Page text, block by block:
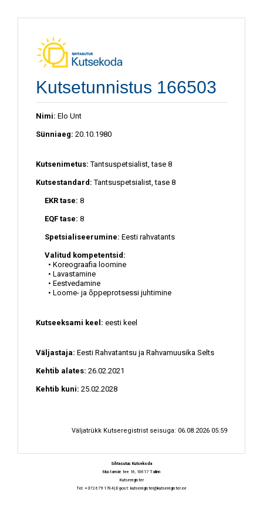
Kutsetunnistus 166503
Nimi: Elo Unt
Sünniaeg: 20.10.1980
Kutsenimetus:Tantsuspetsialist, tase 8
Kutsestandard:Tantsuspetsialist, tase 8
EKR tase: 8
EQF tase: 8
Spetsialiseerumine: Eesti rahvatants
Valitud kompetentsid:
• Koreograafia loomine
• Lavastamine
• Eestvedamine
• Loome- ja õppeprotsessi juhtimine
Kutseeksami keel: eesti keel
Väljastaja: Eesti Rahvatantsu ja Rahvamuusika Selts
Kehtib alates: 26.02.2021
Kehtib kuni: 25.02.2028
Väljatrükk Kutseregistrist seisuga: 06.08.2026 05:59
Sihtasutus Kutsekoda
Mustamäe tee 16, 10617 Tallinn
Kutseregister
Tel: +372 679 1704 | E-post: kutseregister@kutseregister.ee